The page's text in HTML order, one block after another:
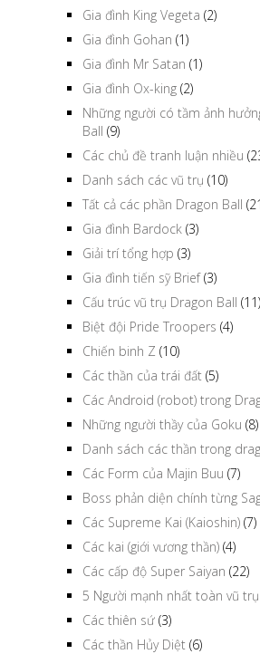
Gia đình King Vegeta (2)
Gia đình Gohan (1)
Gia đình Mr Satan (1)
Gia đình Ox-king (2)
Những người có tầm ảnh
Ball (9)
Các chủ đề tranh luận nhiều
Danh sách các vũ trụ (10)
Tất cả các phần Dragon Ball
Gia đình Bardock (3)
Giải trí tổng hợp (3)
Gia đình tiến sỹ Brief(3)
Cấu trúc vũ trụ Dragon Ball (11)
Biệt đội Pride Troopers (4)
Chiến binh Z (10)
Các thần của trái đất (5)
Các Android (robot) trong
Những người thầy của Goku (8)
Danh sách các thần trong
Các Form của Majin Buu (7)
Boss phản diện chính từng
Các Supreme Kai (Kaioshin) (7)
Các kai (giới vương thần) (4)
Các cấp độ Super Saiyan (22)
5 Người mạnh nhất toàn vũ trụ
Các thiên sứ (3)
Các thần Hủy Diệt (6)